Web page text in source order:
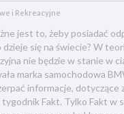
i Rekreacyjne
jest to, żeby posiadać
dzieje się na świecie? W
nie będzie w stanie w
marka samochodowa
informacje,
Fakt. Tylko Fakt